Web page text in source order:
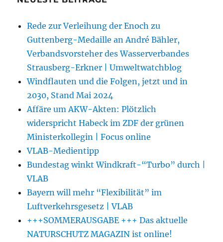
Rede zur Verleihung der Enoch zu
Guttenberg-Medaille an André Bähler,
Verbandsvorsteher des Wasserverbandes
Strausberg-Erkner | Umweltwatchblog
Windflauten und die Folgen, jetzt und in
2030, Stand Mai 2024
Affäre um AKW-Akten: Plötzlich
widerspricht Habeck im ZDF der grünen
Ministerkollegin | Focus online
VLAB-Medientipp
Bundestag winkt Windkraft-“Turbo” durch |
VLAB
Bayern will mehr “Flexibilität” im
Luftverkehrsgesetz | VLAB
+++SOMMERAUSGABE +++ Das aktuelle
NATURSCHUTZ MAGAZIN ist online!